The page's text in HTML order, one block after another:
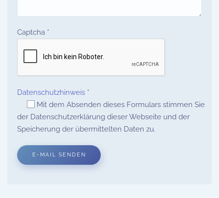
Captcha *
Datenschutzhinweis *
der Datenschutzerklärung dieser Webseite und der
Speicherung der übermittelten Daten zu.
E-MAIL SENDEN